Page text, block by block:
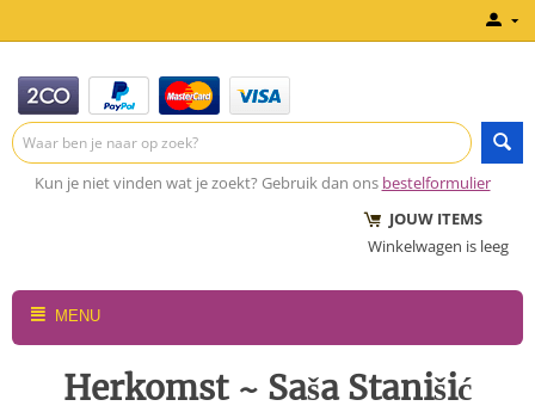
Kun je niet vinden wat je zoekt? Gebruik dan ons bestelformulier
JOUW ITEMS
Winkelwagen is leeg
MENU
Herkomst ~ Saša Stanišić